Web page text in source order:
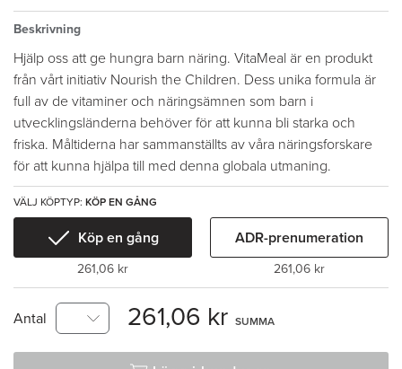
Beskrivning
Hjälp oss att ge hungra barn näring. VitaMeal är en produkt
från vårt initiativ Nourish the Children. Dess unika formula är
full av de vitaminer och näringsämnen som barn i
utvecklingsländerna behöver för att kunna bli starka och
friska. Måltiderna har sammanställts av våra näringsforskare
för att kunna hjälpa till med denna globala utmaning.
VÄLJ KÖPTYP: KÖP EN GÅNG
Köp en gång
261,06 kr
ADR-prenumeration
261,06 kr
Antal 261,06 kr SUMMA